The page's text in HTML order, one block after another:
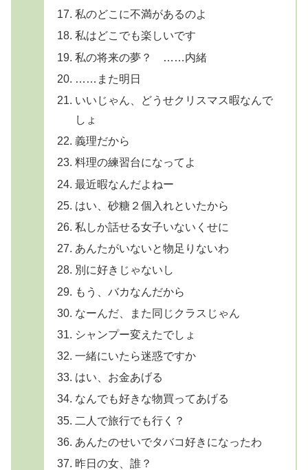
私のどこに不満があるのよ
私はどこでも楽しいです
私の将来の夢？ ……内緒
……また明日
いいじゃん、どうせクリスマス暇なんで
しょ
義理だから
料理の練習台になってよ
最近暇なんだよねー
はい、砂糖２個入れといたから
私しか話せる女子いないくせに
あんたがいないと物足りないわ
別に好きじゃないし
もう、バカなんだから
なーんだ、また同じクラスじゃん
シャンプー変えたでしょ
一緒にいたら迷惑ですか
はい、お金あげる
なんでも好きな物買ってあげる
二人で旅行でも行く？
あんたのせいでタバコ好きになったわ
昨日の女、誰？